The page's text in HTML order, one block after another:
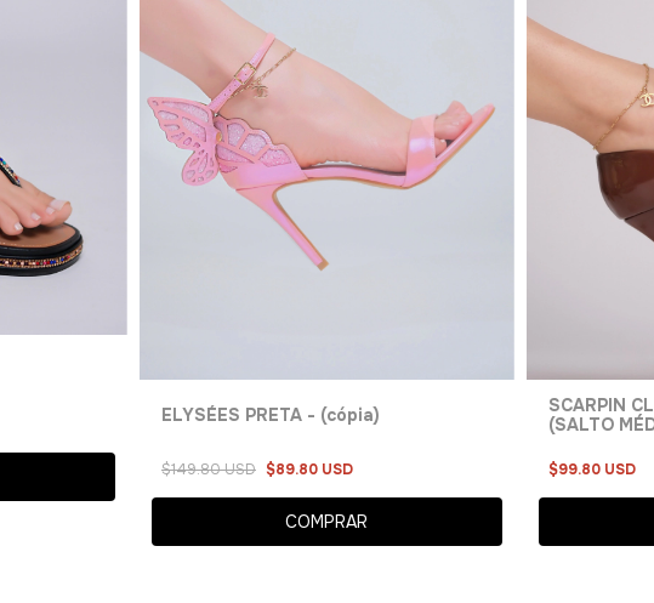
ELYSÉES PRETA - (cópia)
$149.80 USD $89.80 USD
COMPRAR
SCARPIN
(SALTO
$99.80 USD